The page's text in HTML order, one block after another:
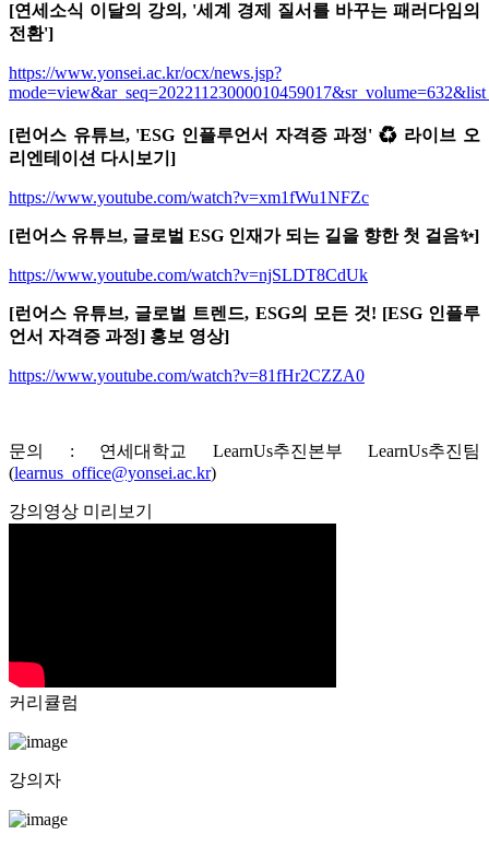
[연세소식 이달의 강의, '세계 경제 질서를 바꾸는 패러다임의
전환']
https://www.yonsei.ac.kr/ocx/news.jsp?
[런어스 유튜브, 'ESG 인플루언서 자격증 과정' ♻ 라이브 오
리엔테이션 다시보기]
https://www.youtube.com/watch?v=xm1fWu1NFZc
[런어스 유튜브, 글로벌 ESG 인재가 되는 길을 향한 첫 걸음✨]
https://www.youtube.com/watch?v=njSLDT8CdUk
[런어스 유튜브, 글로벌 트렌드, ESG의 모든 것! [ESG 인플루
언서 자격증 과정] 홍보 영상]
https://www.youtube.com/watch?v=81fHr2CZZA0
문의 : 연세대학교 LearnUs추진본부 LearnUs추진팀
(learnus_office@yonsei.ac.kr)
강의영상 미리보기
커리큘럼
강의자